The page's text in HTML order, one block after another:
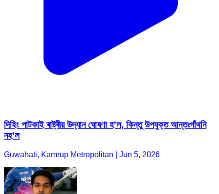
দিহিং পাটকাই ৰাষ্ট্ৰীয় উদ্যান ঘোষণা হ'ল, কিন্তু উপযুক্ত আন্তঃগাঁথনি
নহ'ল
Guwahati, Kamrup Metropolitan | Jun 5, 2026